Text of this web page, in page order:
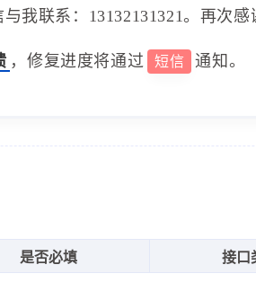
我联系：13132131321。再次感
，修复进度将通过 短信 通知。
是否必填 接口